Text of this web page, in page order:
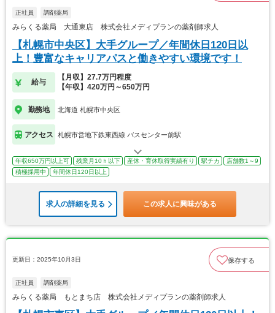
正社員 調剤薬局
みらくる薬局 大通東店 株式会社メディプランの薬剤師求人
【札幌市中央区】大手グループ／年間休日120日以
上！豊富なキャリアパスと働きやすい環境です！
給与
【月収】27.7万円程度
【年収】420万円～650万円
勤務地 北海道 札幌市中央区
アクセス 札幌市営地下鉄東西線 バスセンター前駅
年収650万円以上可 残業月10ｈ以下 産休・育休取得実績有り 駅チカ
店舗数1～9
積極採用中
年間休日120日以上
求人の詳細を見る この求人に興味がある
更新日：2025年10月3日 保存する
正社員 調剤薬局
みらくる薬局 もとまち店 株式会社メディプランの薬剤師求人